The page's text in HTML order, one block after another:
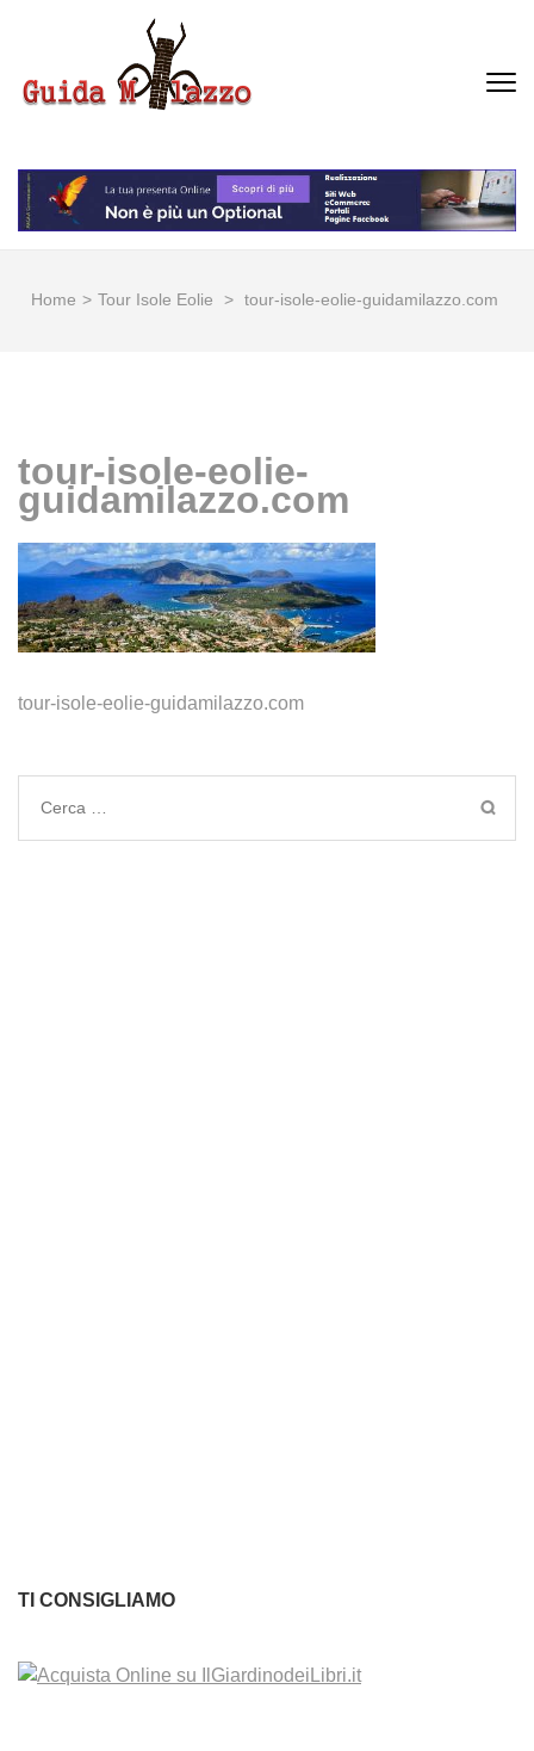
(premi
GUIDA MILAZZO
Home > Tour Isole Eolie > tour-isole-eolie-guidamilazzo.com
tour-isole-eolie-
guidamilazzo.com
tour-isole-eolie-guidamilazzo.com
Ricerca
TI CONSIGLIAMO